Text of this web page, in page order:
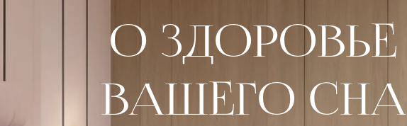
О ЗДОРОВЬЕ
ВАШЕГО СНА